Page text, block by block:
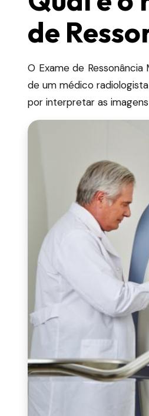
de
O Exame de
de um médico
por interpretar as